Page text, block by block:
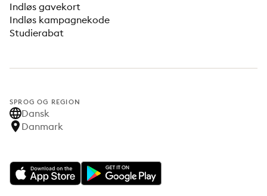
Indløs gavekort
Indløs kampagnekode
Studierabat
SPROG OG REGION
Dansk
Danmark